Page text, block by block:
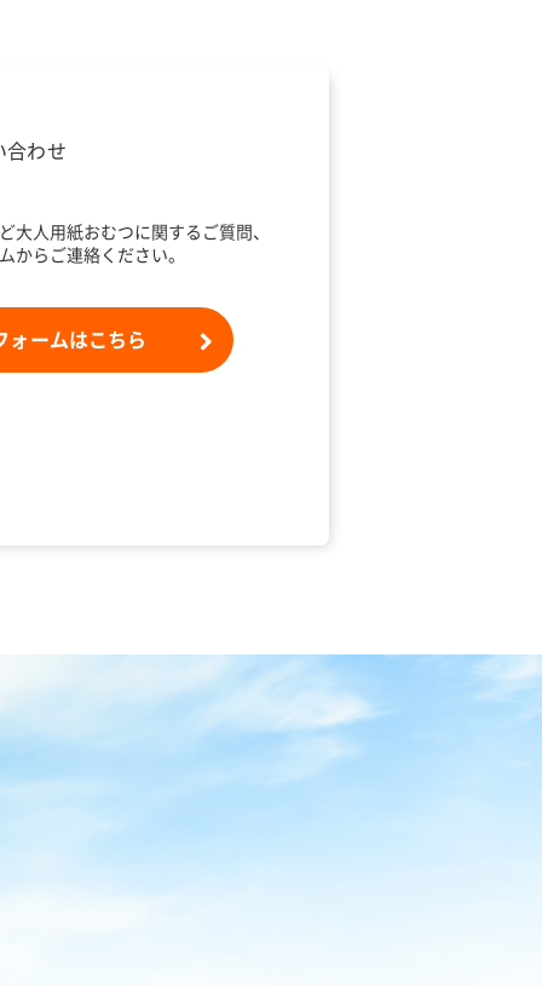
合わせ
大人用紙おむつに関するご質問、
からご連絡ください。
ォームはこちら